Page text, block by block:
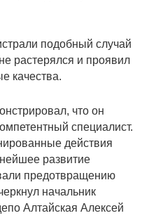
подобный случай
растерялся и проявил
качества.
что он
специалист.
действия
развитие
предотвращению
начальник
Алтайская Алексей